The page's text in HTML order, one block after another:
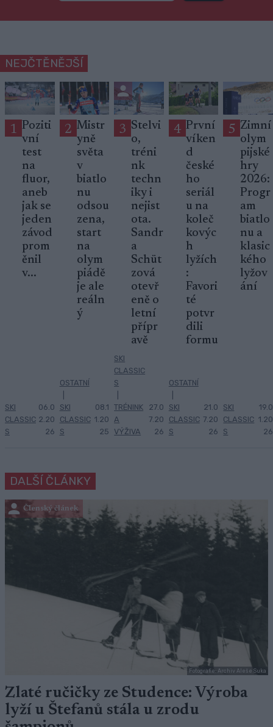
NEJČTĚNĚJŠÍ
1 Poziti
vní
test
na
fluor,
aneb
jak se
jeden
závod
prom
ěnil
v...
SKI
CLASSIC
S
06.0
2.20
26
2 Mistr
yně
světa
v
biatlo
nu
odsou
zena,
start
na
olym
piádě
je ale
reáln
ý
OSTATNÍ
SKI
CLASSIC
S
08.1
1.20
25
3 Stelvi
o,
tréni
nk
techn
iky i
nejist
ota.
Sandr
a
Schüt
zová
otevř
eně o
letní
přípr
avě
SKI
CLASSIC
S
TRÉNINK
A
VÝŽIVA
27.0
7.20
26
4 První
víken
d
české
ho
seriál
u na
koleč
kovýc
h
lyžích
:
Favori
té
potvr
dili
formu
OSTATNÍ
SKI
CLASSIC
S
21.0
7.20
26
5 Zimní
olym
pijské
hry
2026:
Progr
am
biatlo
nu a
klasic
kého
lyžov
ání
SKI
CLASSIC
S
19.0
1.20
26
DALŠÍ ČLÁNKY
Členský článek
Fotografie: Archiv Aleše Suka
Zlaté ručičky ze Studence: Výroba
lyží u Štefanů stála u zrodu